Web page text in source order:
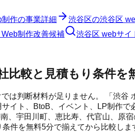
制作の事業詳細 渋谷区の渋谷区
制作改善候補 渋谷区 webサイ
較と見積もり条件を
は判断材料が足りません。 「渋
イト、BtoB、イベント、LP制作
宇田川町、恵比寿、代官山、原
件を無料5分で揃えてから比較し